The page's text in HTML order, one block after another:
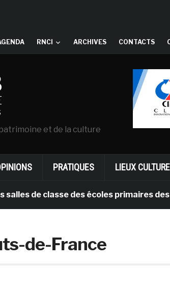
RNCI ARCHIVES CONTACTS
et de la culture
PRATIQUES LIEUX
de classe des écoles primaires des
de-France